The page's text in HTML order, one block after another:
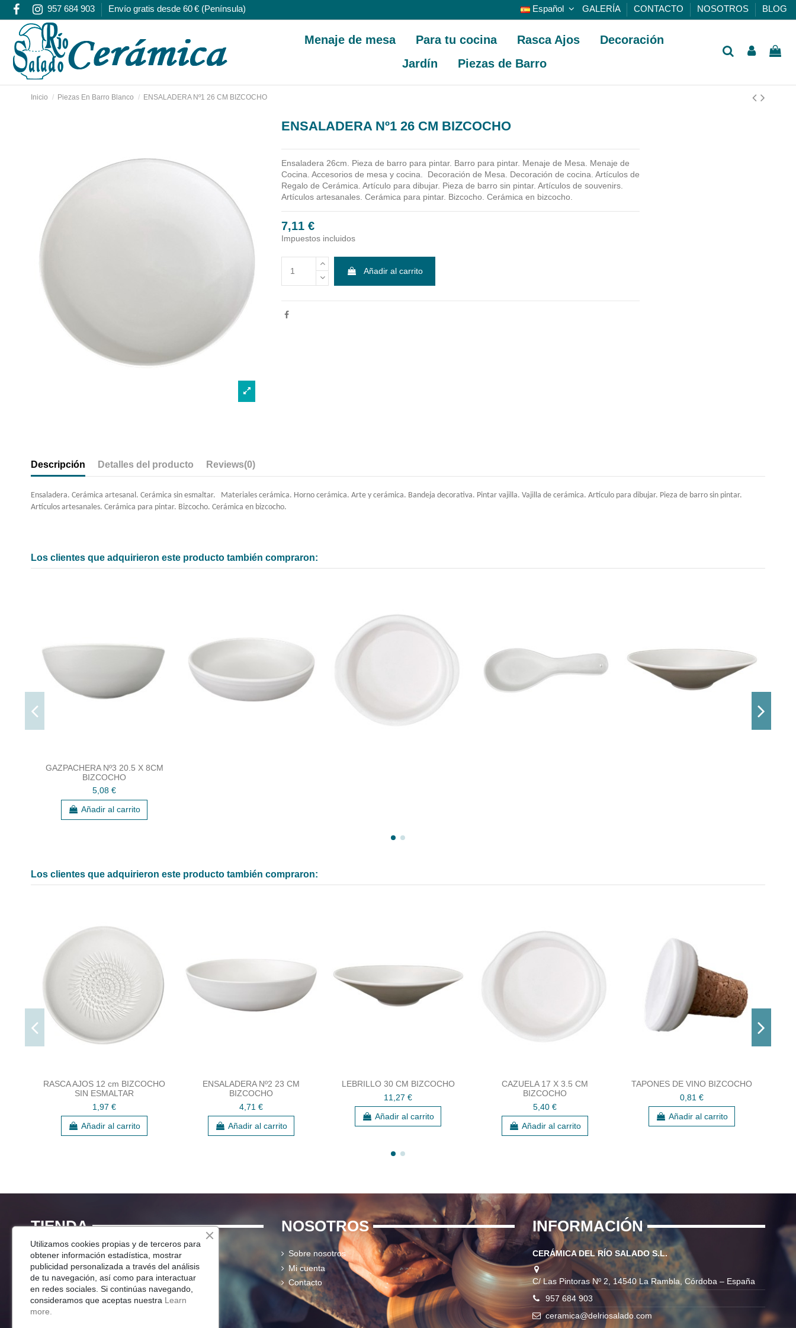
957 684 903 Envío gratis desde 60 € (Península) Español GALERÍA CONTACTO NOSOTROS BLOG
Menaje de mesa Para tu cocina Rasca Ajos
Decoración
Jardín
Piezas de Barro
Inicio Piezas En Barro Blanco ENSALADERA Nº1 26 CM BIZCOCHO
ENSALADERA Nº1 26 CM BIZCOCHO
Ensaladera 26cm.
Pieza de barro para pintar. Barro para pintar. Menaje de Mesa. Menaje de
Cocina. Accesorios de mesa y cocina.
Decoración de Mesa. Decoración de cocina. Artículos de
Regalo de Cerámica. Artículo para dibujar. Pieza de barro sin pintar. Artículos de souvenirs.
Artículos artesanales. Cerámica para pintar. Bizcocho. Cerámica en bizcocho.
7,11 €
Impuestos incluidos
Añadir al carrito
Descripción Detalles del producto Reviews(0)
Ensaladera. Cerámica artesanal. Cerámica sin esmaltar. Materiales cerámica. Horno cerámica. Arte y cerámica. Bandeja decorativa. Pintar vajilla. Vajilla de cerámica. Artículo para dibujar. Pieza de barro sin pintar.
Artículos artesanales. Cerámica para pintar. Bizcocho. Cerámica en bizcocho.
Los clientes que adquirieron este producto también compraron:
GAZPACHERA Nº3 20.5 X 8CM
BIZCOCHO
5,08 €
Añadir al carrito
Los clientes que adquirieron este producto también compraron:
RASCA AJOS 12 cm BIZCOCHO
SIN ESMALTAR
1,97 €
Añadir al carrito
ENSALADERA Nº2 23 CM
BIZCOCHO
4,71 €
Añadir al carrito
LEBRILLO 30 CM BIZCOCHO
11,27 €
Añadir al carrito
CAZUELA 17 X 3.5 CM
BIZCOCHO
5,40 €
Añadir al carrito
TAPONES DE VINO BIZCOCHO
0,81 €
Añadir al carrito
TIENDA
Menaje Mesa
Para Tu Cocina
Decoracion
Jardín
NOSOTROS
Sobre nosotros
Mi cuenta
Contacto
INFORMACIÓN
CERÁMICA DEL RÍO SALADO S.L.
C/ Las Pintoras Nº 2, 14540 La Rambla, Córdoba – España
957 684 903
ceramica@delriosalado.com
Utilizamos cookies propias y de terceros para
obtener información estadística, mostrar
publicidad personalizada a través del análisis
de tu navegación, así como para interactuar
en redes sociales. Si continúas navegando,
consideramos que aceptas nuestra Learn
more.